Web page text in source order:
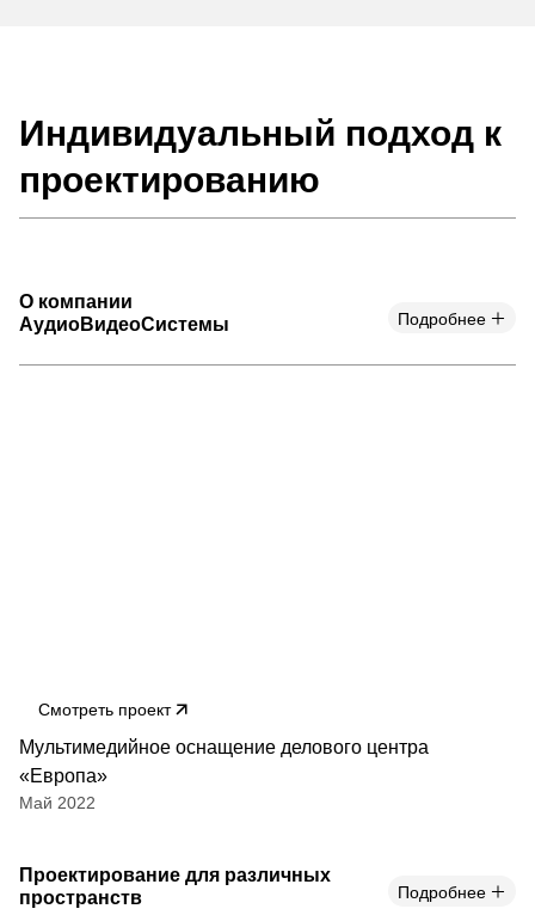
Индивидуальный подход к
проектированию
О компании
АудиоВидеоСистемы
Подробнее
Смотреть проект
Мультимедийное оснащение делового центра
«Европа»
Май 2022
Проектирование для различных
пространств
Подробнее